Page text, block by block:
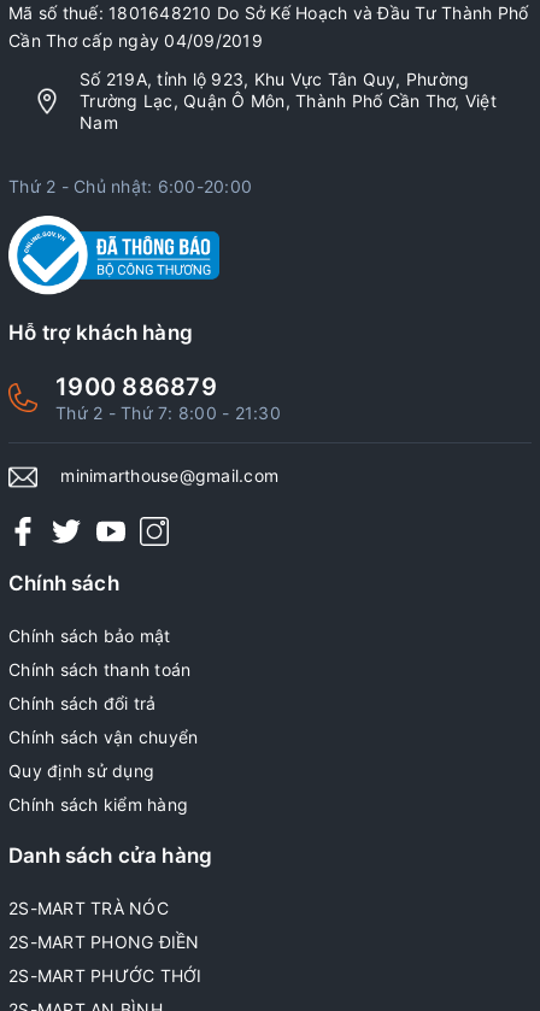
Mã số thuế: 1801648210 Do Sở Kế Hoạch và Đầu Tư Thành Phố
Cần Thơ cấp ngày 04/09/2019
Số 219A, tỉnh lộ 923, Khu Vực Tân Quy, Phường
Trường Lạc, Quận Ô Môn, Thành Phố Cần Thơ, Việt
Nam
Thứ 2 - Chủ nhật: 6:00-20:00
Hỗ trợ khách hàng
1900 886879
Thứ 2 - Thứ 7: 8:00 - 21:30
minimarthouse@gmail.com
Chính sách
Chính sách bảo mật
Chính sách thanh toán
Chính sách đổi trả
Chính sách vận chuyển
Quy định sử dụng
Chính sách kiểm hàng
Danh sách cửa hàng
2S-MART TRÀ NÓC
2S-MART PHONG ĐIỀN
2S-MART PHƯỚC THỚI